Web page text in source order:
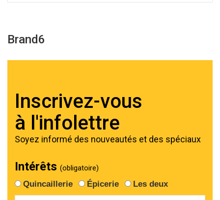
Brand6
l’article
Inscrivez-vous
à l'infolettre
Soyez informé des nouveautés et des spéciaux
Intérêts (obligatoire)
Quincaillerie Épicerie Les deux